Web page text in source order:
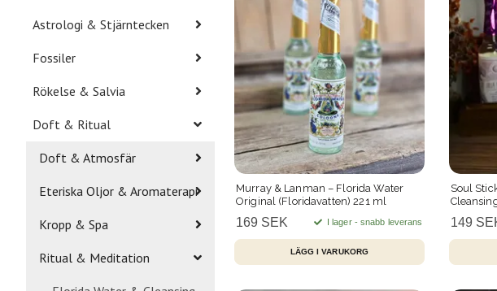
Astrologi & Stjärntecken
Fossiler
Rökelse & Salvia
Doft & Ritual
Doft & Atmosfär
Eteriska Oljor & Aromaterapi
Kropp & Spa
Ritual & Meditation
Murray & Lanman – Florida Water
Original (Floridavatten) 221 ml
169 SEK I lager - snabb leverans
Soul
149